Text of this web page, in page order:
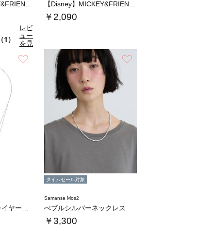
（1）
レビ
ュー
を見
る
￥2,090
お気に入り
タイムセール対象
Samansa Mos2
ぺブルシルバーネックレス
￥3,300